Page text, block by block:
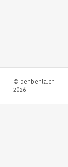
© benbenla.cn
2026